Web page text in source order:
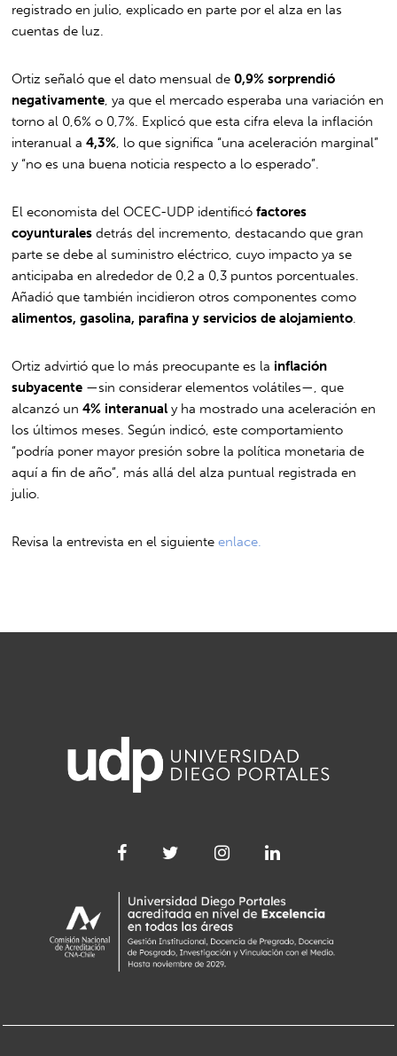
registrado en julio, explicado en parte por el alza en las
cuentas de luz.
Ortiz señaló que el dato mensual de0,9% sorprendió
negativamente , ya que el mercado esperaba una variación en
torno al 0,6% o 0,7%. Explicó que esta cifra eleva la inflación
interanual a4,3% , lo que significa “una aceleración marginal”
y “no es una buena noticia respecto a lo esperado”.
El economista del OCEC-UDP identificófactores
coyunturales detrás del incremento, destacando que gran
parte se debe al suministro eléctrico, cuyo impacto ya se
anticipaba en alrededor de 0,2 a 0,3 puntos porcentuales.
Añadió que también incidieron otros componentes como
alimentos, gasolina, parafina y servicios de alojamiento
Ortiz advirtió que lo más preocupante es la inflación
subyacente —sin considerar elementos volátiles—, que
alcanzó un4% interanual y ha mostrado una aceleración en
los últimos meses. Según indicó, este comportamiento
“podría poner mayor presión sobre la política monetaria de
aquí a fin de año”, más allá del alza puntual registrada en
julio.
Revisa la entrevista en el siguienteenlace.